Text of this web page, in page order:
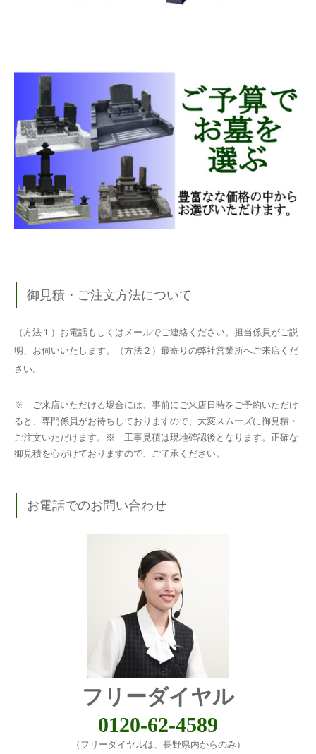
御見積・ご注文方法について
（方法１）お電話もしくはメールでご連絡ください。担当係員がご説
明、お伺いいたします。（方法２）最寄りの弊社営業所へご来店くだ
さい。
※ ご来店いただける場合には、事前にご来店日時をご予約いただけ
ると、専門係員がお待ちしておりますので、大変スムーズに御見積・
ご注文いただけます。※ 工事見積は現地確認後となります。正確な
御見積を心がけておりますので、ご了承ください。
お電話でのお問い合わせ
フリーダイヤル
0120-62-4589
（フリーダイヤルは、長野県内からのみ）